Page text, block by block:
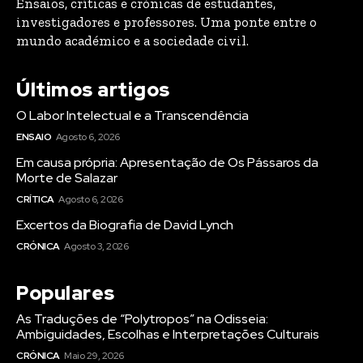
Ensaios, críticas e crónicas de estudantes,
investigadores e professores. Uma ponte entre o
mundo académico e a sociedade civil.
Últimos artigos
O Labor Intelectual e a Transcendência
ENSAIO Agosto 6, 2026
Em causa própria: Apresentação de Os Pássaros da
Morte de Salazar
CRÍTICA Agosto 6, 2026
Excertos da Biografia de David Lynch
CRÓNICA Agosto 3, 2026
Populares
As Traduções de “Polytropos” na Odisseia:
Ambiguidades, Escolhas e Interpretações Culturais
CRÓNICA Maio 29, 2026